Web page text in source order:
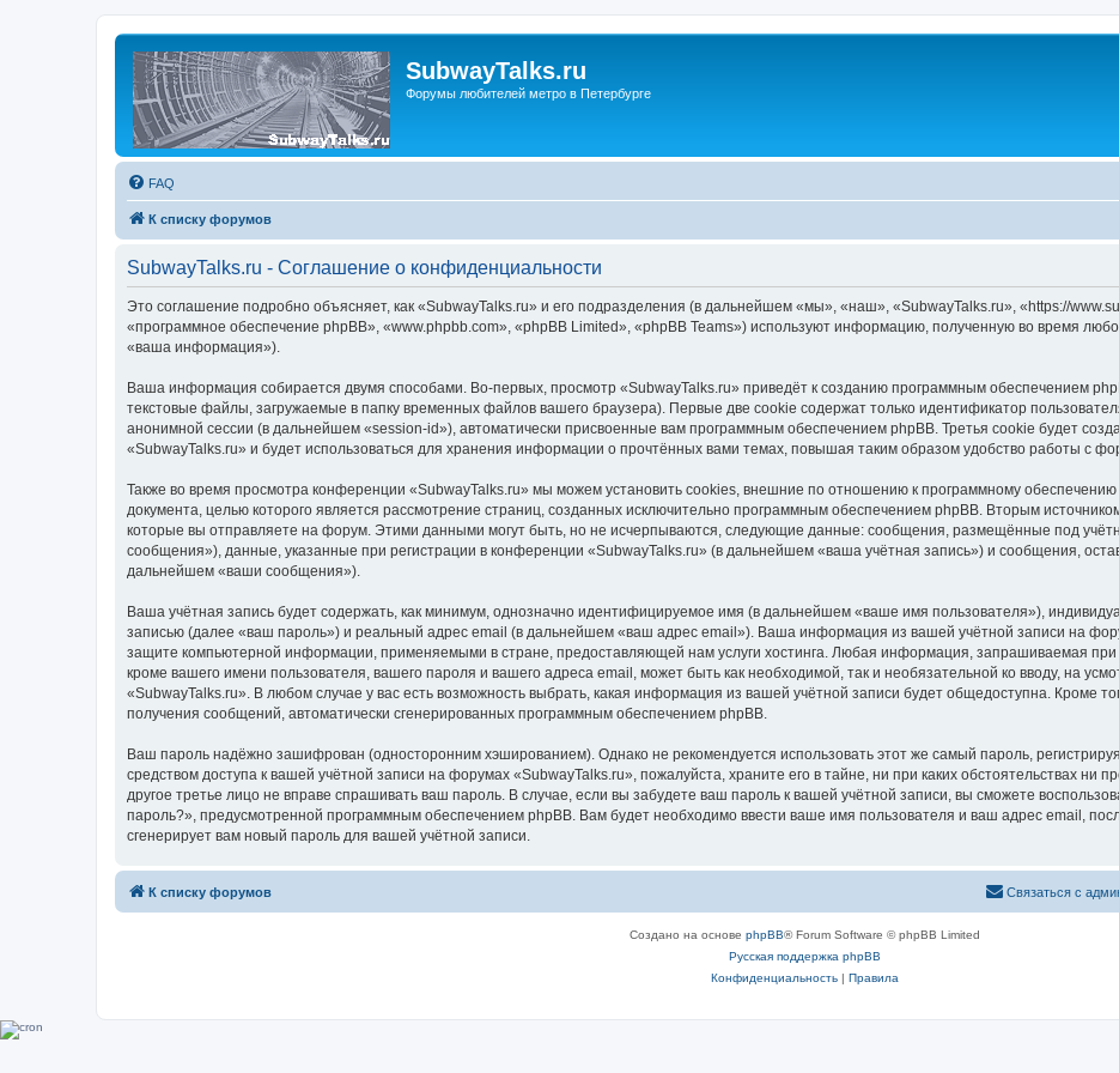
SubwayTalks.ru
Форумы любителей метро в Петербурге
FAQ
К списку форумов
SubwayTalks.ru - Соглашение о конфиденциальности
Это соглашение подробно объясняет, как «SubwayTalks.ru» и его подразделения (в дальнейшем «мы», «наш», «SubwayTalks.ru», «https://
«программное обеспечение phpBB», «www.phpbb.com», «phpBB Limited», «phpBB Teams») используют информацию, полученную во время
«ваша информация»).
Ваша информация собирается двумя способами. Во-первых, просмотр «SubwayTalks.ru» приведёт к созданию программным обеспечением
текстовые файлы, загружаемые в папку временных файлов вашего браузера). Первые две cookie содержат только идентификатор
анонимной сессии (в дальнейшем «session-id»), автоматически присвоенные вам программным обеспечением phpBB. Третья cookie будет
«SubwayTalks.ru» и будет использоваться для хранения информации о прочтённых вами темах, повышая таким образом удобство работы с
Также во время просмотра конференции «SubwayTalks.ru» мы можем установить cookies, внешние по отношению к программному обеспечению
документа, целью которого является рассмотрение страниц, созданных исключительно программным обеспечением phpBB. Вторым
которые вы отправляете на форум. Этими данными могут быть, но не исчерпываются, следующие данные: сообщения, размещённые под
сообщения»), данные, указанные при регистрации в конференции «SubwayTalks.ru» (в дальнейшем «ваша учётная запись») и сообщения,
дальнейшем «ваши сообщения»).
Ваша учётная запись будет содержать, как минимум, однозначно идентифицируемое имя (в дальнейшем «ваше имя пользователя»),
записью (далее «ваш пароль») и реальный адрес email (в дальнейшем «ваш адрес email»). Ваша информация из вашей учётной записи на
защите компьютерной информации, применяемыми в стране, предоставляющей нам услуги хостинга. Любая информация, запрашиваемая при
кроме вашего имени пользователя, вашего пароля и вашего адреса email, может быть как необходимой, так и необязательной ко вводу, на
«SubwayTalks.ru». В любом случае у вас есть возможность выбрать, какая информация из вашей учётной записи будет общедоступна. Кроме
получения сообщений, автоматически сгенерированных программным обеспечением phpBB.
Ваш пароль надёжно зашифрован (односторонним хэшированием). Однако не рекомендуется использовать этот же самый пароль,
средством доступа к вашей учётной записи на форумах «SubwayTalks.ru», пожалуйста, храните его в тайне, ни при каких обстоятельствах ни
другое третье лицо не вправе спрашивать ваш пароль. В случае, если вы забудете ваш пароль к вашей учётной записи, вы сможете
пароль?», предусмотренной программным обеспечением phpBB. Вам будет необходимо ввести ваше имя пользователя и ваш адрес email,
сгенерирует вам новый пароль для вашей учётной записи.
К списку форумов Связаться с
Создано на основе phpBB® Forum Software © phpBB Limited
Русская поддержка phpBB
Конфиденциальность| Правила